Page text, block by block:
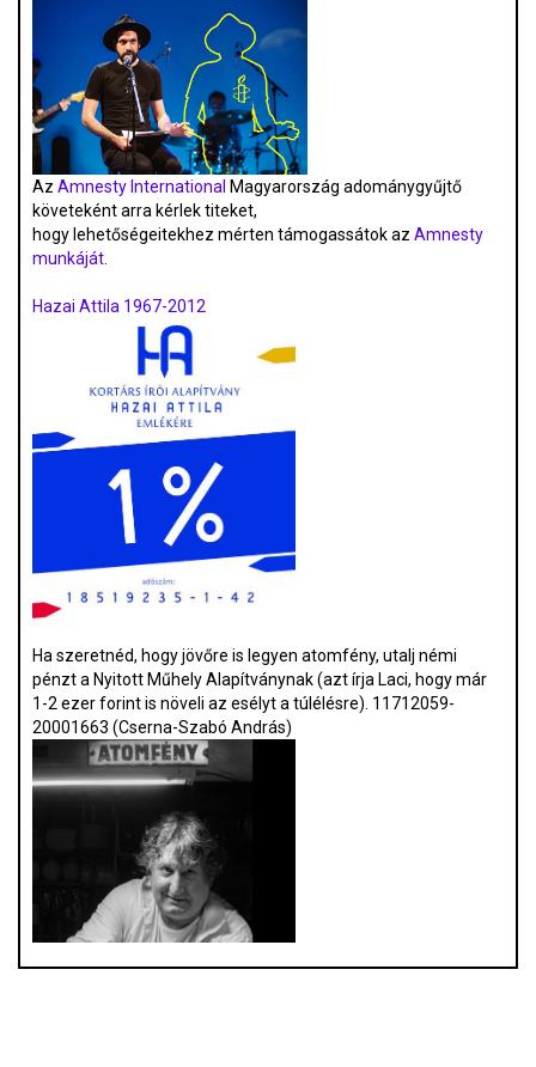
Az Amnesty International Magyarország adománygyűjtő
követeként arra kérlek titeket,
hogy lehetőségeitekhez mérten támogassátok az Amnesty
munkáját
Hazai Attila 1967-2012
Ha szeretnéd, hogy jövőre is legyen atomfény, utalj némi
pénzt a Nyitott Műhely Alapítványnak (azt írja Laci, hogy már
1-2 ezer forint is növeli az esélyt a túlélésre). 11712059-
20001663 (Cserna-Szabó András)